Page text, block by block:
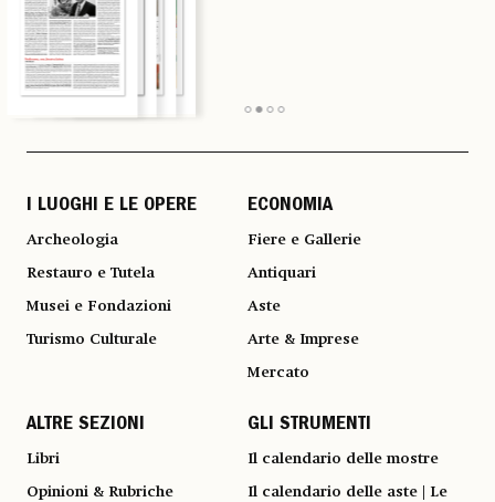
I LUOGHI E LE OPERE
Archeologia
Restauro e Tutela
Musei e Fondazioni
Turismo Culturale
ECONOMIA
Fiere e Gallerie
Antiquari
Aste
Arte & Imprese
Mercato
ALTRE SEZIONI
Libri
Opinioni & Rubriche
GLI STRUMENTI
Il calendario delle mostre
Il calendario delle aste | Le